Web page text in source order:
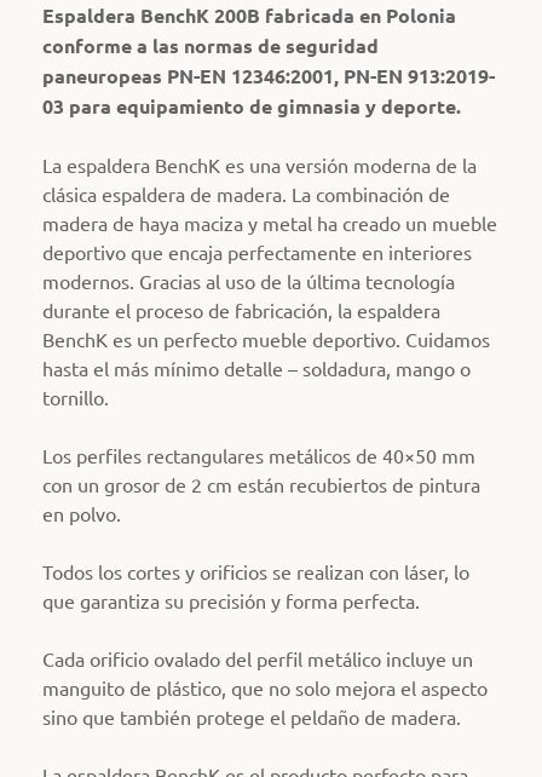
Espaldera BenchK 200B fabricada en Polonia
conforme a las normas de seguridad
paneuropeas PN-EN 12346:2001, PN-EN 913:2019-
03 para equipamiento de gimnasia y deporte.
La espaldera BenchK es una versión moderna de la
clásica espaldera de madera. La combinación de
madera de haya maciza y metal ha creado un mueble
deportivo que encaja perfectamente en interiores
modernos. Gracias al uso de la última tecnología
durante el proceso de fabricación, la espaldera
BenchK es un perfecto mueble deportivo. Cuidamos
hasta el más mínimo detalle – soldadura, mango o
tornillo.
Los perfiles rectangulares metálicos de 40×50 mm
con un grosor de 2 cm están recubiertos de pintura
en polvo.
Todos los cortes y orificios se realizan con láser, lo
que garantiza su precisión y forma perfecta.
Cada orificio ovalado del perfil metálico incluye un
manguito de plástico, que no solo mejora el aspecto
sino que también protege el peldaño de madera.